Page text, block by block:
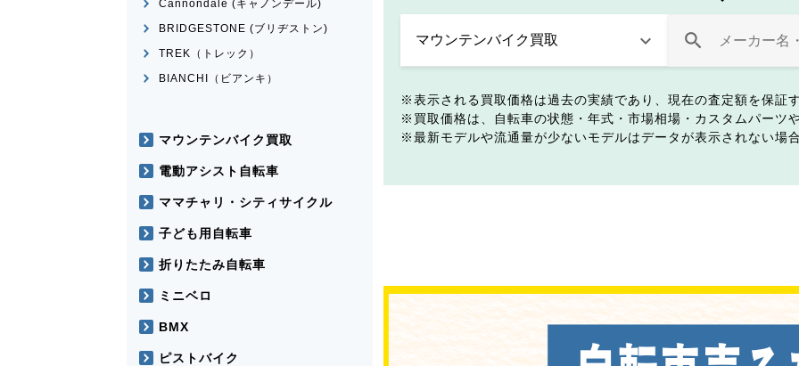
表示される買取価格は過去の実績であり、現在の査定額を保証
買取価格は、自転車の状態・年式・市場相場・カスタムパーツ
最新モデルや流通量が少ないモデルはデータが表示されない場
Cannondale (キャノンデール)
BRIDGESTONE (ブリヂストン)
TREK（トレック）
BIANCHI（ビアンキ）
マウンテンバイク買取
電動アシスト自転車
ママチャリ・シティサイクル
子ども用自転車
折りたたみ自転車
ミニベロ
BMX
ピストバイク